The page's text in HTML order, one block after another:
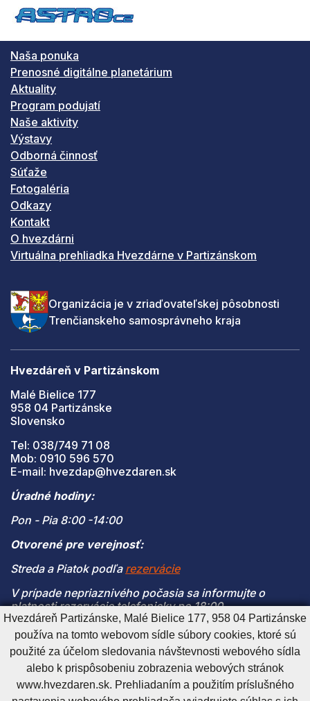
Naša ponuka
Prenosné digitálne planetárium
Aktuality
Program podujatí
Naše aktivity
Výstavy
Odborná činnosť
Súťaže
Fotogaléria
Odkazy
Kontakt
O hvezdárni
Virtuálna prehliadka Hvezdárne v Partizánskom
Organizácia je v zriaďovateľskej pôsobnosti
Trenčianskeho samosprávneho kraja
Hvezdáreň v Partizánskom
Malé Bielice 177
958 04 Partizánske
Slovensko
Tel: 038/749 71 08
Mob: 0910 596 570
E-mail: hvezdap@hvezdaren.sk
Úradné hodiny:
Pon - Pia 8:00 -14:00
Otvorené pre verejnosť:
Streda a Piatok podľa rezervácie
V prípade nepriaznivého počasia sa informujte o
platnosti rezervácie telefonicky po 18:00
(V prípade naplnenia kapacity je vstup na pozorovanie
možný len s platnou rezerváciou)
Cookies nastavenieCookies - viac informáciíVyhlásenie o prístupnosti
Hvezdáreň Partizánske, Malé Bielice 177, 958 04 Partizánske
používa na tomto webovom sídle súbory cookies, ktoré sú
použité za účelom sledovania návštevnosti webového sídla
alebo k prispôsobeniu zobrazenia webových stránok
www.hvezdaren.sk. Prehliadaním a použitím príslušného